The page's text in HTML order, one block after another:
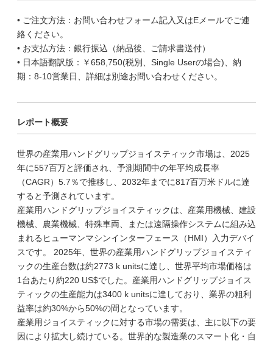
• ご注文方法：お問い合わせフォーム記入又はEメールでご連
絡ください。
• お支払方法：銀行振込（納品後、ご請求書送付）
• 日本語翻訳版：￥658,750(税別、Single Userの場合)、納
期：8-10営業日、詳細は別途お問い合わせください。
レポート概要
世界の産業用ハンドグリップジョイスティック市場は、2025
年に557百万と評価され、予測期間中の年平均成長率
（CAGR）5.7％で推移し、2032年までに817百万米ドルに達
すると予測されています。
産業用ハンドグリップジョイスティックは、産業用機械、建設
機械、農業機械、特殊車両、または遠隔操作システムに組み込
まれるヒューマンマシンインターフェース（HMI）入力デバイ
スです。 2025年、世界の産業用ハンドグリップジョイスティ
ックの生産台数は約2773 k unitsに達し、世界平均市場価格は
1台あたり約220 US$でした。産業用ハンドグリップジョイス
ティックの生産能力は3400 k unitsに達しており、業界の粗利
益率は約30%から50%の間となっています。
産業用ジョイスティックに対する市場の需要は、主に以下の要
因により拡大し続けている。世界的な製造業のスマート化・自